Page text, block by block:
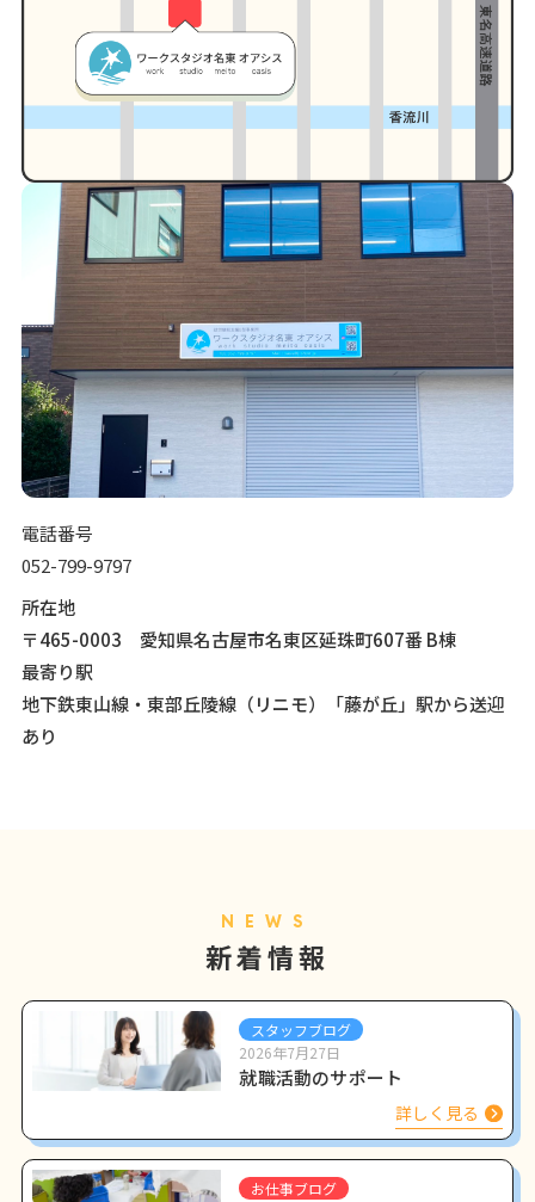
電話番号
052-799-9797
所在地
〒465-0003 愛知県名古屋市名東区延珠町607番 B棟
最寄り駅
地下鉄東山線・東部丘陵線（リニモ）「藤が丘」駅から送迎
あり
NEWS
新着情報
スタッフブログ
2026年7月27日
就職活動のサポート
詳しく見る
お仕事ブログ